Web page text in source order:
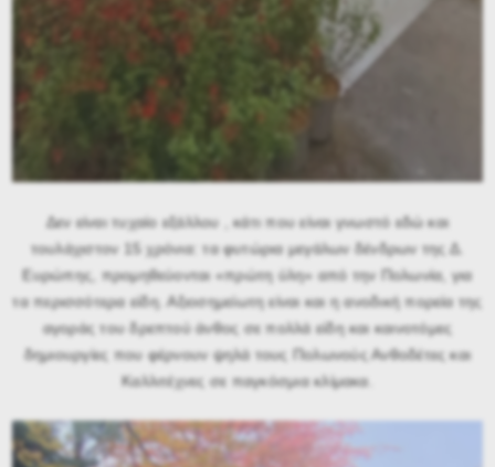
Δεν είναι τυχαίο εξάλλου , κάτι που είναι γνωστό εδώ και
τουλάχιστον 15 χρόνια: τα φυτώρια μεγάλων δένδρων της Δ.
Ευρώπης, προμηθεύονται «πρώτη ύλη» από την Πολωνία, για
τα περισσότερα είδη. Αξιοσημείωτη είναι και η ανοδική πορεία της
αγοράς του δρεπτού άνθος σε πολλά είδη και καινοτόμες
δημιουργίες που φέρνουν ψηλά τους Πολωνούς Ανθοδέτες και
Καλλιτέχνες σε παγκόσμια κλίμακα.